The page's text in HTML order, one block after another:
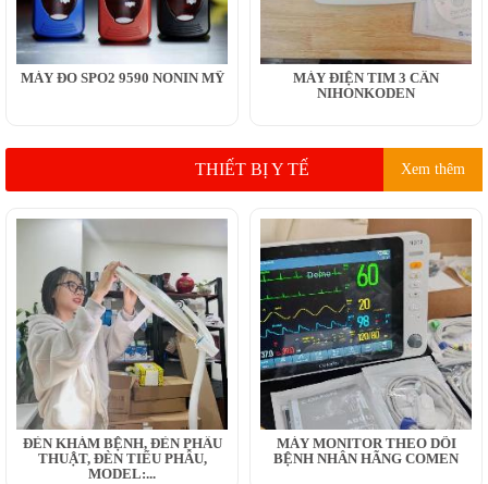
MÁY ĐO SPO2 9590 NONIN MỸ
MÁY ĐIỆN TIM 3 CẦN
NIHONKODEN
THIẾT BỊ Y TẾ Xem thêm
ĐÈN KHÁM BỆNH, ĐÈN PHẪU
THUẬT, ĐÈN TIỂU PHẪU,
MODEL:...
MÁY MONITOR THEO DÕI
BỆNH NHÂN HÃNG COMEN